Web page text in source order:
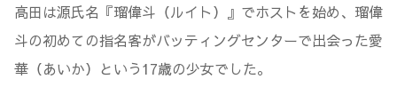
高田は源氏名『瑠偉斗（ルイト）』でホストを始め、瑠偉
斗の初めての指名客がバッティングセンターで出会った愛
華（あいか）という17歳の少女でした。